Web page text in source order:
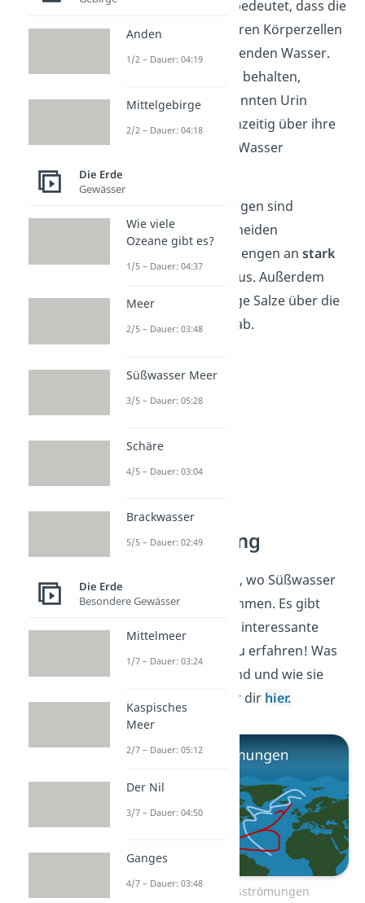
hyperosmotisch
. Das bedeutet, dass die
Salzkonzentration in ihren Körperzellen
höher ist als im umgebenden Wasser.
Um ihren Salzgehalt zu behalten,
müssen sie stark verdünnten Urin
ausscheiden und gleichzeitig über ihre
Kiemen Salze aus dem Wasser
aufnehmen.
Salzwasserfische hingegen sind
hypoosmotisch
. Sie scheiden
deswegen nur kleine Mengen anstark
konzentriertem Urin
aus. Außerdem
geben sie überschüssige Salze über die
Kiemen in das Wasser ab.
Meeresströmung
Jetzt weißt du Bescheid, wo Süßwasser
und Salzwasser vorkommen. Es gibt
aber noch viele andere interessante
Dinge über das Meer zu erfahren! Was
Meeresströmungen
sind und wie sie
entstehen, erklären wir dir hier.
Zum Video: Meeresströmungen
Anden
1/2 – Dauer: 04:19
Mittelgebirge
2/2 – Dauer: 04:18
Die Erde
Gewässer
Wie viele
Ozeane gibt es?
1/5 – Dauer: 04:37
Meer
2/5 – Dauer: 03:48
Süßwasser Meer
3/5 – Dauer: 05:28
Schäre
4/5 – Dauer: 03:04
Brackwasser
5/5 – Dauer: 02:49
Die Erde
Besondere Gewässer
Mittelmeer
1/7 – Dauer: 03:24
Kaspisches
Meer
2/7 – Dauer: 05:12
Der Nil
3/7 – Dauer: 04:50
Ganges
4/7 – Dauer: 03:48